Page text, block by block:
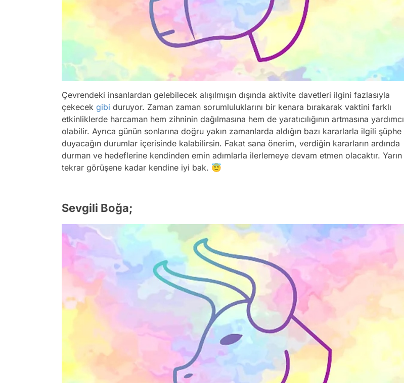
Çevrendeki insanlardan gelebilecek alışılmışın dışında aktivite davetleri ilgini fazlasıyla
çekecek gibi duruyor. Zaman zaman sorumluluklarını bir kenara bırakarak vaktini farklı
etkinliklerde harcaman hem zihninin dağılmasına hem de yaratıcılığının artmasına yardımcı
olabilir. Ayrıca günün sonlarına doğru yakın zamanlarda aldığın bazı kararlarla ilgili şüphe
duyacağın durumlar içerisinde kalabilirsin. Fakat sana önerim, verdiğin kararların ardında
durman ve hedeflerine kendinden emin adımlarla ilerlemeye devam etmen olacaktır. Yarın
tekrar görüşene kadar kendine iyi bak. 😇
Sevgili Boğa;